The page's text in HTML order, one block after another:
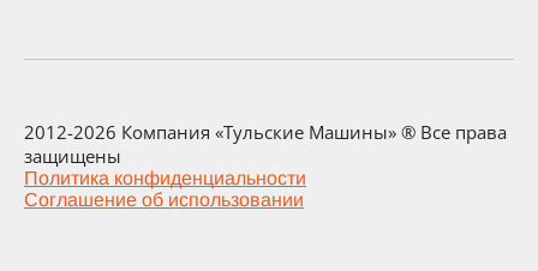
2012-2026 Компания «Тульские Машины» ® Все права
защищены
Политика конфиденциальности
Соглашение об использовании